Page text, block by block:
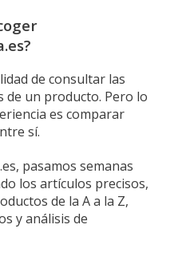
de consultar las
de un producto. Pero lo
es comparar
sí.
pasamos semanas
los artículos precisos,
de la A a la Z,
y análisis de